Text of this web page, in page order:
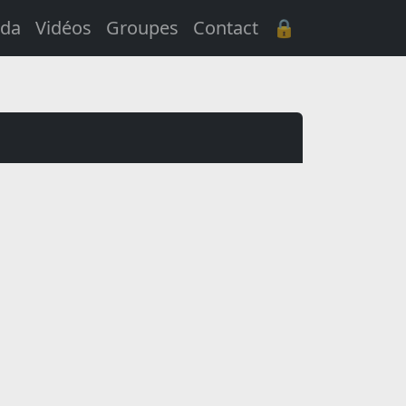
Vidéos Groupes Contact 🔒